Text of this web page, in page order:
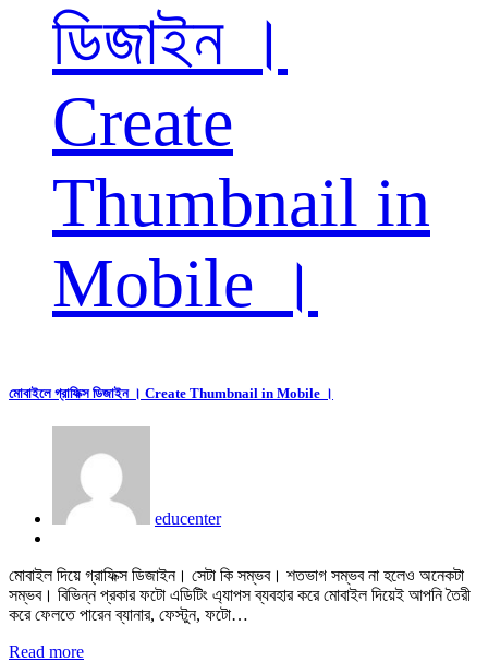
ডিজাইন ।
Create
Thumbnail in
Mobile ।
মোবাইলে গ্রাফিক্স ডিজাইন । Create Thumbnail in Mobile ।
educenter
মোবাইল দিয়ে গ্রাফিক্স ডিজাইন। সেটা কি সম্ভব। শতভাগ সম্ভব না হলেও অনেকটা
সম্ভব। বিভিন্ন প্রকার ফটো এডিটিং এ্যাপস ব্যবহার করে মোবাইল দিয়েই আপনি তৈরী
করে ফেলতে পারেন ব্যানার, ফেস্টুন, ফটো…
Read more